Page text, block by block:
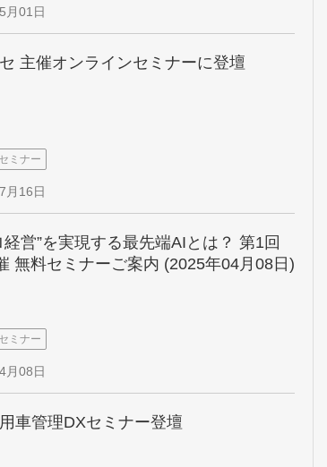
月01日
主催オンラインセミナーに登壇
セミナー
月16日
経営”を実現する最先端AIとは？ 第1回
無料セミナーご案内 (2025年04月08日)
セミナー
月08日
車管理DXセミナー登壇